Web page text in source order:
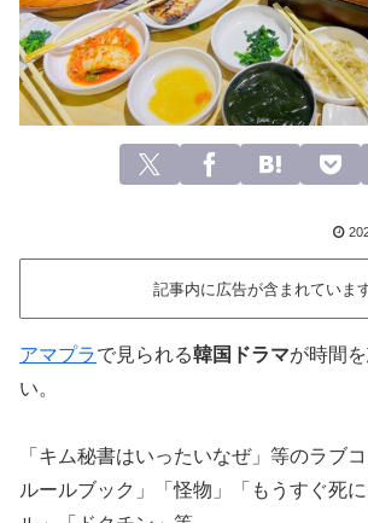
記事内に広告が含まれています
アマプラで見られる韓国ドラマが時間
い。
「キム秘書はいったいなぜ」等のラブ
ルールブック」「怪物」「もうすぐ死